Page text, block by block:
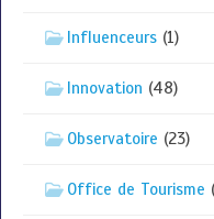
Influenceurs (1)
Innovation (48)
Observatoire (23)
Office de Tourisme